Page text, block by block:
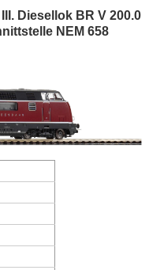
Diesellok BR V 200.0
NEM 658